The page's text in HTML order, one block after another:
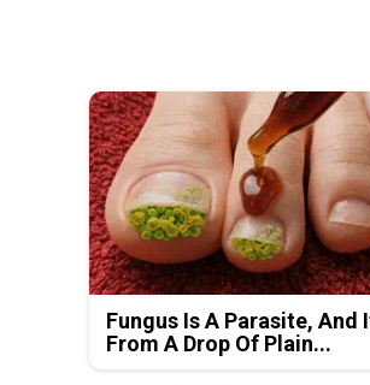
Fungus Is A Parasite, And
From A Drop Of Plain...